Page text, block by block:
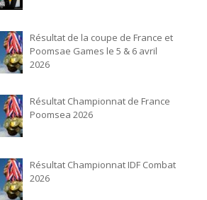
Résultat de la coupe de France et
Poomsae Games le 5 & 6 avril
2026
Résultat Championnat de France
Poomsea 2026
Résultat Championnat IDF Combat
2026